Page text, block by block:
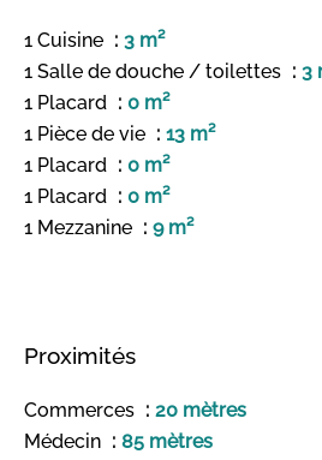
1 Cuisine
3 m²
1 Salle de douche / toilettes
3
1 Placard
0 m²
1 Pièce de vie
13 m²
1 Placard
0 m²
1 Placard
0 m²
1 Mezzanine
9 m²
Proximités
Commerces
20 mètres
Médecin
85 mètres